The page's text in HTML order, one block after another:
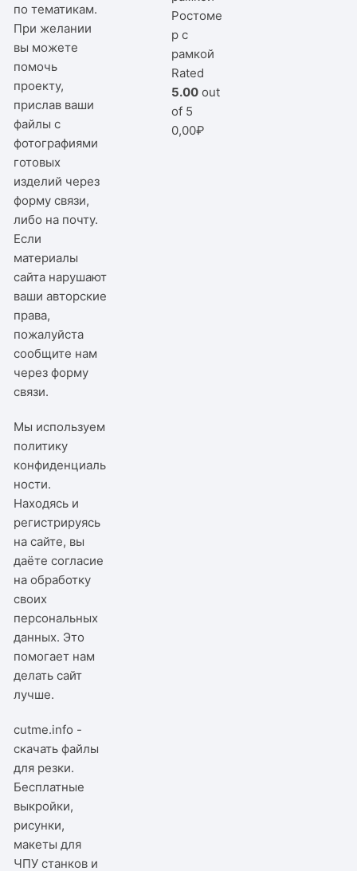
по тематикам.
При желании
вы можете
помочь
проекту,
прислав ваши
файлы с
фотографиями
готовых
изделий через
форму связи,
либо на почту.
Если
материалы
сайта нарушают
ваши авторские
права,
пожалуйста
сообщите нам
черезформу
связи.
Мы используем
политику
конфиденциаль
ности.
Находясь и
регистрируясь
на сайте, вы
даёте согласие
на обработку
своих
персональных
данных. Это
помогает нам
делать сайт
лучше.
Ростоме
р с
рамкой
Rated
5.00 out
of 5
0,00₽
cutme.info -
скачать файлы
для резки.
Бесплатные
выкройки,
рисунки,
макеты для
ЧПУ станков и